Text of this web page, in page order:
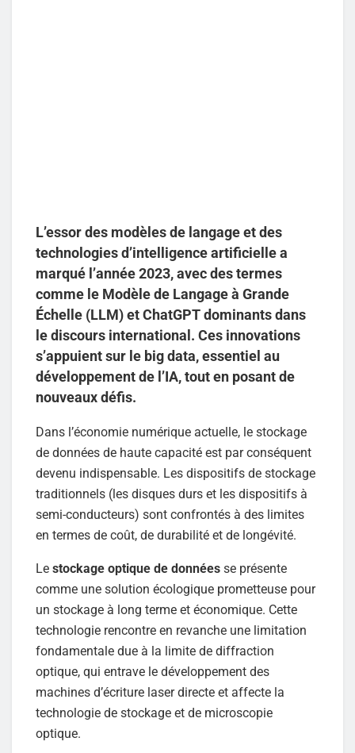
L’essor des modèles de langage et des
technologies d’intelligence artificielle a
marqué l’année 2023, avec des termes
comme le Modèle de Langage à Grande
Échelle (LLM) et ChatGPT dominants dans
le discours international. Ces innovations
s’appuient sur le big data, essentiel au
développement de l’IA, tout en posant de
nouveaux défis.
Dans l’économie numérique actuelle, le stockage
de données de haute capacité est par conséquent
devenu indispensable. Les dispositifs de stockage
traditionnels (les disques durs et les dispositifs à
semi-conducteurs) sont confrontés à des limites
en termes de coût, de durabilité et de longévité.
Le stockage optique de données se présente
comme une solution écologique prometteuse pour
un stockage à long terme et économique. Cette
technologie rencontre en revanche une limitation
fondamentale due à la limite de diffraction
optique, qui entrave le développement des
machines d’écriture laser directe et affecte la
technologie de stockage et de microscopie
optique.